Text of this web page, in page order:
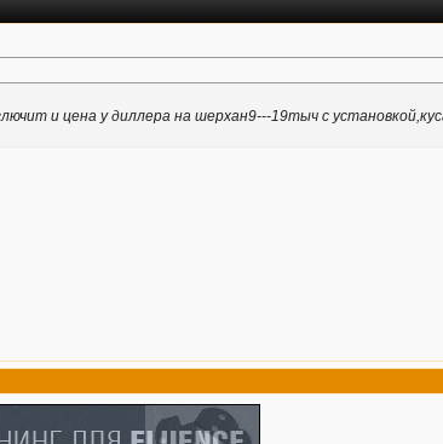
и цена у диллера на шерхан9---19тыч с